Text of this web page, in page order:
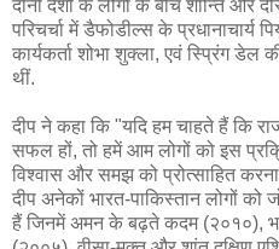
दोनों देशों के लोगों के बीच शान्ति और
परिचर्चा में डैफोडील्स के प्रधानाचार्य
कार्यकर्ता शोभा शुक्ला, एवं स्प्रिंग डेल
थीं.
दीप ने कहा कि "यदि हम चाहते हैं कि
सफल हों, तो हमें आम लोगों को इस
विश्वास और समझ को प्रोत्साहित करना
दीप अनेकों भारत-पाकिस्तान लोगों को
हैं जिनमें अमन के बढ़ते कदम (२०१०),